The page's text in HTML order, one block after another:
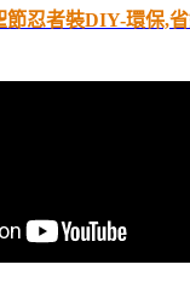
忍者裝DIY-環保,